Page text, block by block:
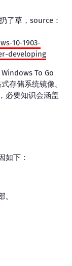
了草，source：
10-1903-
developing
To Go
存储系统镜像。
必要知识会涵盖
如下：